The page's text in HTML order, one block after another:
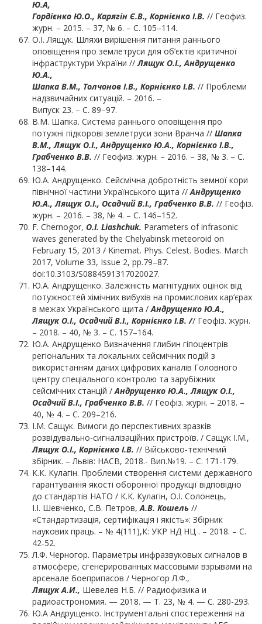
Ю.А,
Гордієнко Ю.О., Карягін Є.В., Корнієнко І.В. // Геофиз.
журн. – 2015. – 37, № 6. – С. 105–114.
О.І. Лящук. Шляхи вирішення питання раннього
оповіщення про землетруси для об’єктів критичної
інфраструктури України //Лящук О.І., Андрущенко
Ю.А.,
Шапка В.М., Толчонов І.В., Корнієнко І.В. // Проблеми
надзвичайних ситуацій. – 2016. –
Випуск 23. – С. 89–97.
В.М. Шапка. Система раннього оповіщення про
потужні підкорові землетруси зони Вранча // Шапка
В.М., Лящук О.І., Андрущенко Ю.А., Корнієнко І.В.,
Грабченко В.В. // Геофиз. журн. – 2016. – 38, № 3. – С.
138–144.
Ю.А. Андрущенко. Сейсмічна добротність земної кори
північної частини Українського щита //Андрущенко
Ю.А., Лящук О.І., Осадчий В.І., Грабченко В.В. // Геофіз.
журн. – 2016. – 38, № 4. – С. 146–152.
F. Chernogor, O.I. Liashchuk. Parameters of infrasonic
waves generated by the Chelyabinsk meteoroid on
February 15, 2013 / Kinemat. Phys. Celest. Bodies. March
2017, Volume 33, Issue 2, pp.79–87.
doi:10.3103/S0884591317020027.
Ю.А. Андрущенко. Залежність магнітудних оцінок від
потужностей хімічних вибухів на промислових кар’єрах
в межах Українського щита /Андрущенко Ю.А.,
Лящук О.І., Осадчий В.І., Корнієнко І.В. // Геофіз. журн.
– 2018. – 40, № 3. – С. 157–164.
Ю.А. Андрущенко Визначення глибин гіпоцентрів
регіональних та локальних сейсмічних подій з
використанням даних цифрових каналів Головного
центру спеціального контролю та зарубіжних
сейсмічних станцій /Андрущенко Ю.А., Лящук О.І.,
Осадчий В.І., Грабченко В.В. // Геофіз. журн. – 2018. –
40, № 4. – С. 209–216.
І.М. Сащук. Вимоги до перспективних зразків
розвідувально-сигналізаційних пристроїв. / Сащук І.М.,
Лящук О.І., Корнієнко І.В. // Військово-технічний
збірник. – Львів: НАСВ, 2018.- Вип.№19. – С. 171-179.
К.К. Кулагін. Проблеми створення системи державного
гарантування якості оборонної продукції відповідно
до стандартів НАТО / К.К. Кулагін, О.І. Солонець,
І.І. Шевченко, С.В. Петров,А.В. Кошель //
«Стандартизація, сертифікація і якість»: Збірник
наукових праць. – № 4(111),К: УКР НД НЦ . – 2018. – С.
42-52.
Л.Ф. Черногор. Параметры инфразвуковых сигналов в
атмосфере, сгенерированных массовыми взрывами на
арсенале боеприпасов / Черногор Л.Ф.,
Лящук А.И., Шевелев Н.Б. // Радиофизика и
радиоастрономия. — 2018. — Т. 23, № 4. — С. 280-293.
Ю.А Андрущенко. Інструментальні спостереження на